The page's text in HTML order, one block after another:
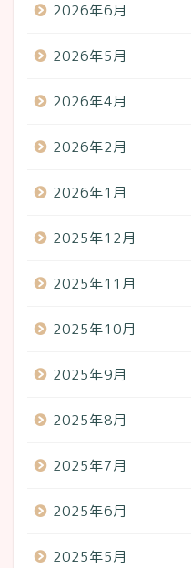
2026年6月
2026年5月
2026年4月
2026年2月
2026年1月
2025年12月
2025年11月
2025年10月
2025年9月
2025年8月
2025年7月
2025年6月
2025年5月